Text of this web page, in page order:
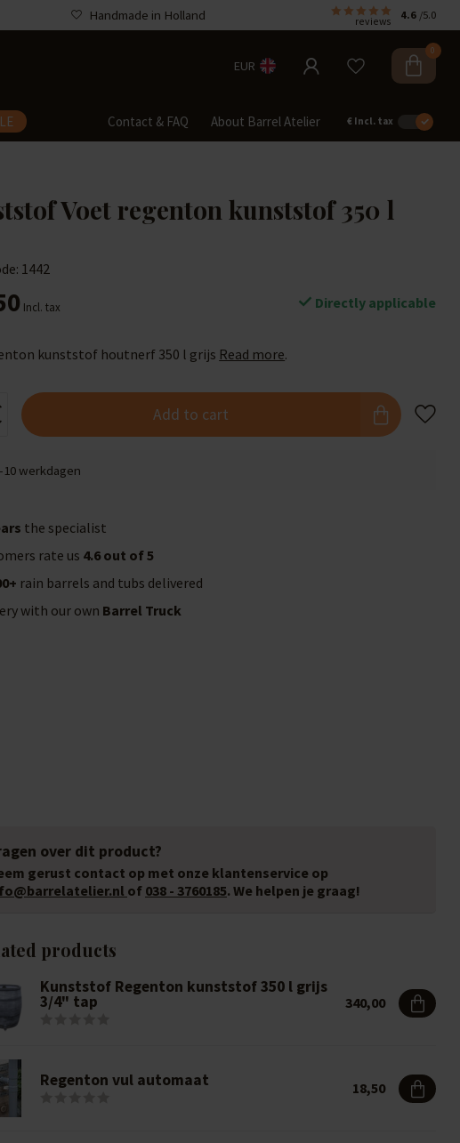
Handmade in Holland reviews 4.6 /5.0
EUR
0
Contact & FAQ About Barrel Atelier € Incl. tax
Voet regenton kunststof 350 l
1442
Incl. tax Directly applicable
kunststof houtnerf 350 l grijs Read more.
Add to cart
10 werkdagen
the specialist
rate us 4.6 out of 5
rain barrels and tubs delivered
with our own Barrel Truck
over dit product?
gerust contact op met onze klantenservice op
of 038 - 3760185. We helpen je graag!
products
Kunststof Regenton kunststof 350 l grijs
3/4" tap 340,00
Regenton vul automaat 18,50